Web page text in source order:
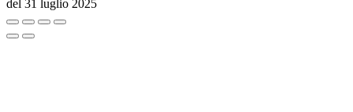
del 31 luglio 2025